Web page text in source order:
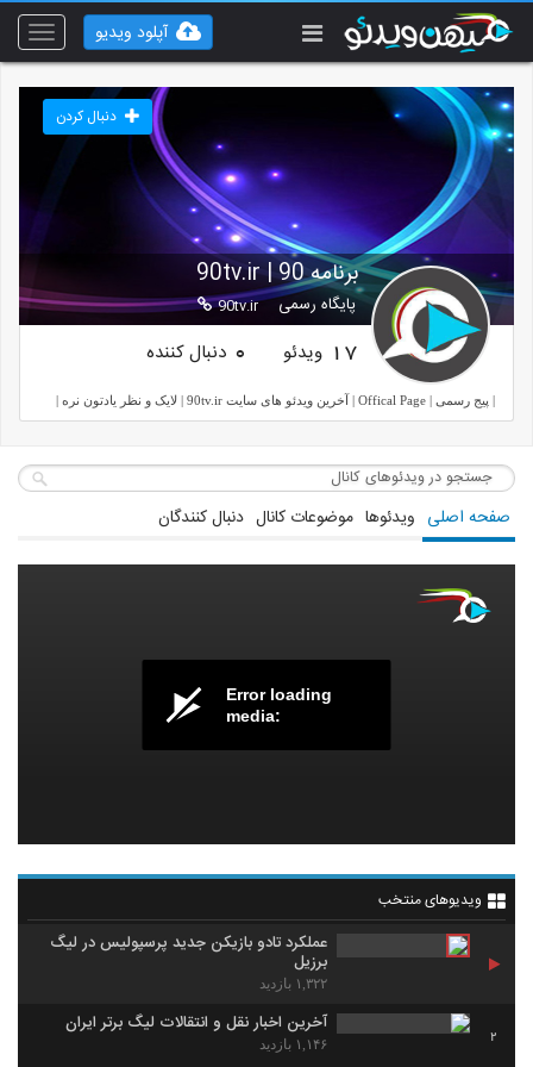
Toggle
آپلود ویدیو
برنامه 90 | 90tv.ir
پایگاه رسمی 90tv.ir
دنبال کردن
17 ویدئو 0 دنبال کننده
| پیج رسمی | Offical Page | آخرین ویدئو های سایت 90tv.ir | لایک و نظر یادتون نره |
صفحه اصلی ویدئوها موضوعات کانال دنبال کنندگان
Error loading
media:
ویدیوهای منتخب
عملکرد تادو بازیکن جدید پرسپولیس در لیگ
برزیل
۱,۳۲۲ بازدید
2
آخرین اخبار نقل و انتقالات لیگ برتر ایران
۱,۱۴۶ بازدید